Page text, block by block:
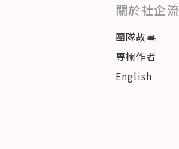
關於社企流
團隊故事
專欄作者
English